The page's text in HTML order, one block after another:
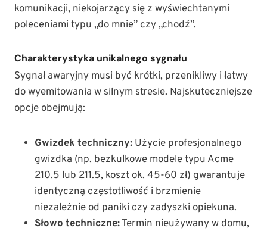
komunikacji, niekojarzący się z wyświechtanymi
poleceniami typu „do mnie” czy „chodź”.
Charakterystyka unikalnego sygnału
Sygnał awaryjny musi być krótki, przenikliwy i łatwy
do wyemitowania w silnym stresie. Najskuteczniejsze
opcje obejmują:
Gwizdek techniczny: Użycie profesjonalnego
gwizdka (np. bezkulkowe modele typu Acme
210.5 lub 211.5, koszt ok. 45-60 zł) gwarantuje
identyczną częstotliwość i brzmienie
niezależnie od paniki czy zadyszki opiekuna.
Słowo techniczne:Termin nieużywany w domu,